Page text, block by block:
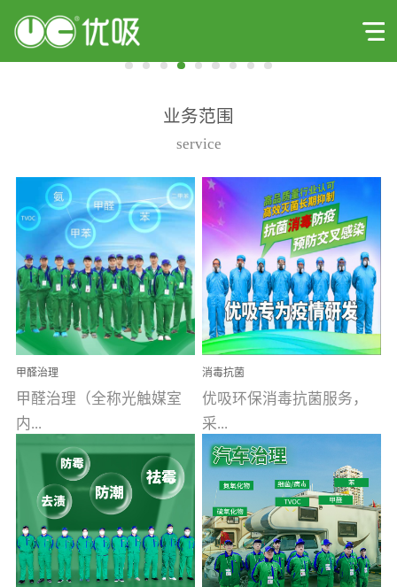
业务范围
service
甲醛治理
甲醛治理（全称光触媒室
内...
空气污染净化治理）工业
文明的进步，创造了多姿
多彩的家居产品和生活情
调，但也带来了以甲醛为
消毒抗菌
优吸环保消毒抗菌服务，
采...
用行业公认奥维牌消毒
液，具备杀死人体冠状病
毒的功效，杀菌率
99.99%。相对于传统消毒